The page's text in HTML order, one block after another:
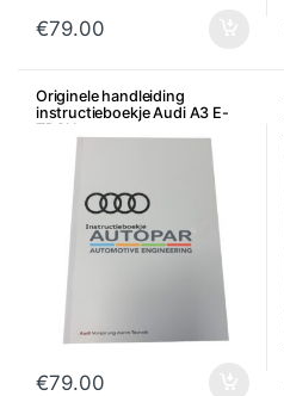
€79.00
Originele handleiding
instructieboekje Audi A3 E-
TRON
€79.00